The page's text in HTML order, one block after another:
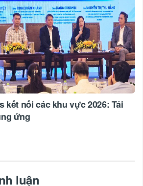
kết nối các khu vực 2026: Tái
ứng
luận